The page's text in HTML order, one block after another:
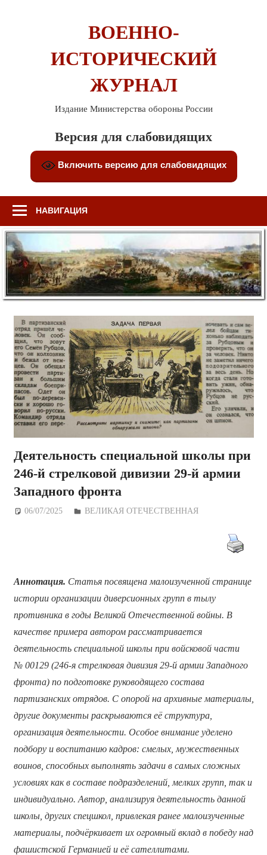
ВОЕННО-
ИСТОРИЧЕСКИЙ
ЖУРНАЛ
Издание Министерства обороны России
Версия для слабовидящих
Включить версию для слабовидящих
НАВИГАЦИЯ
Деятельность специальной школы при
246-й стрелковой дивизии 29-й армии
Западного фронта
06/07/2025 Дежурный по Редакции
ВЕЛИКАЯ ОТЕЧЕСТВЕННАЯ
Аннотация. Статья посвящена малоизученной странице
истории организации диверсионных групп в тылу
противника в годы Великой Отечественной войны. В
качестве примера автором рассматривается
деятельность специальной школы при войсковой части
№ 00129 (246-я стрелковая дивизия 29-й армии Западного
фронта) по подготовке руководящего состава
партизанских отрядов. С опорой на архивные материалы,
другие документы раскрываются её структура,
организация деятельности. Особое внимание уделено
подбору и воспитанию кадров: смелых, мужественных
воинов, способных выполнять задачи в самых сложных
условиях как в составе подразделений, мелких групп, так и
индивидуально. Автор, анализируя деятельность данной
школы, других спецшкол, привлекая ранее малоизученные
материалы, подчёркивает их огромный вклад в победу над
фашистской Германией и её сателлитами.